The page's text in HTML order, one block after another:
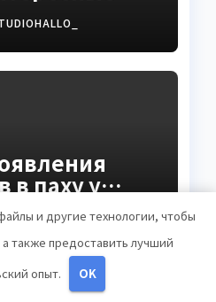
и
в паху у
и другие технологии, чтобы
также предоставить лучший
опыт.
OK